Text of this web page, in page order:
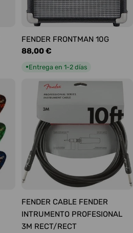
FENDER FRONTMAN 10G
Precio
88,00 €
●Entrega en 1-2 días
FENDER CABLE FENDER
INTRUMENTO PROFESIONAL
3M RECT/RECT